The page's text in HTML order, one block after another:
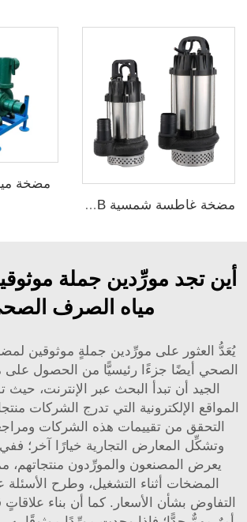
مضخة غاطسة شمسية ZQB مضخة ري لمياه الري
مضخة
أين تجد مورِّدين جملة
مياه الصرف
يُعَدُّ العثور على مورِّدين جملةٍ موثوقين
الصحي أيضًا جزءًا رئيسيًّا من الحصول
الجيد أن تبدأ البحث عبر الإنترنت، حيث
المواقع الإلكترونية التي تدرج الشركات
التحقق من تقييمات هذه الشركات
وتشكِّل المعارض التجارية خيارًا آخر؛ ففي
يعرض المصنعون والمورِّدون منتجاتهم،
المضخات أثناء التشغيل، وطرح الأسئلة
التفاوض بشأن الأسعار. كما أن بناء